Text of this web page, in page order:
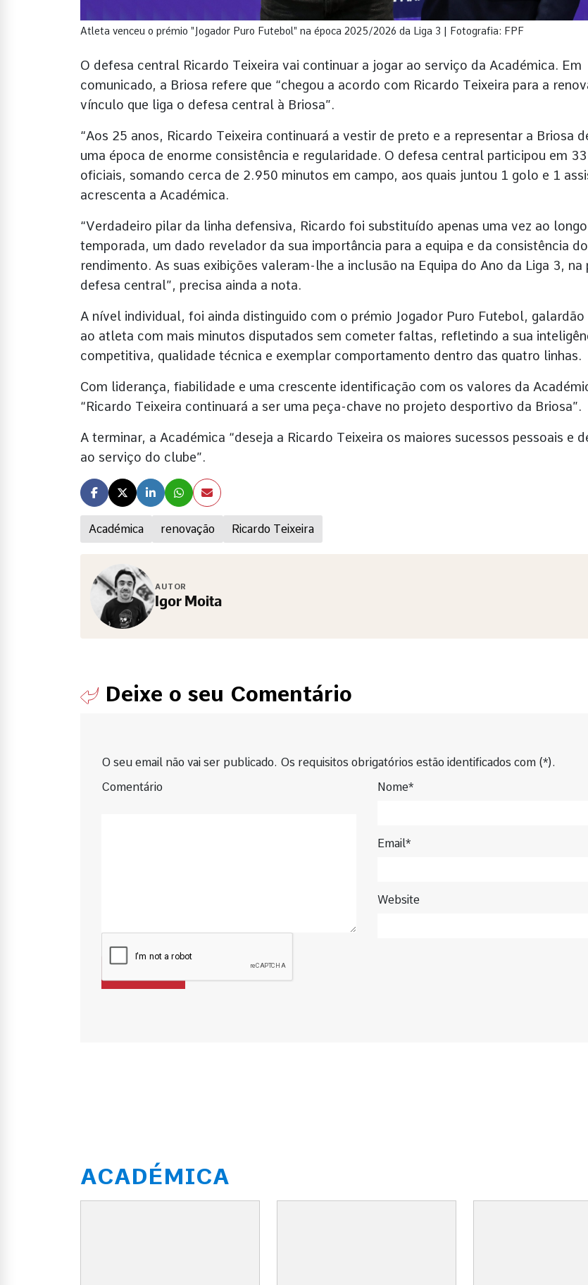
Atleta venceu o prémio "Jogador Puro Futebol" na época 2025/2026 da Liga 3 | Fotografia: FPF
Académica renovação Ricardo Teixeira
AUTOR
Igor Moita
O defesa central Ricardo Teixeira vai continuar a jogar ao serviço da Académica. Em
comunicado, a Briosa refere que “chegou a acordo com Ricardo Teixeira para a
vínculo que liga o defesa central à Briosa”.
“Aos 25 anos, Ricardo Teixeira continuará a vestir de preto e a representar a Briosa
uma época de enorme consistência e regularidade. O defesa central participou em
oficiais, somando cerca de 2.950 minutos em campo, aos quais juntou 1 golo e 1
acrescenta a Académica.
“Verdadeiro pilar da linha defensiva, Ricardo foi substituído apenas uma vez ao
temporada, um dado revelador da sua importância para a equipa e da consistência
rendimento. As suas exibições valeram-lhe a inclusão na Equipa do Ano da Liga 3, na
defesa central”, precisa ainda a nota.
A nível individual, foi ainda distinguido com o prémio Jogador Puro Futebol,
ao atleta com mais minutos disputados sem cometer faltas, refletindo a sua
competitiva, qualidade técnica e exemplar comportamento dentro das quatro linhas.
Com liderança, fiabilidade e uma crescente identificação com os valores da
“Ricardo Teixeira continuará a ser uma peça-chave no projeto desportivo da Briosa”.
A terminar, a Académica “deseja a Ricardo Teixeira os maiores sucessos pessoais e
ao serviço do clube”.
Deixe o seu Comentário
O seu email não vai ser publicado. Os requisitos obrigatórios estão identificados com (*).
Comentário
Nome*
Email*
Website
ACADÉMICA